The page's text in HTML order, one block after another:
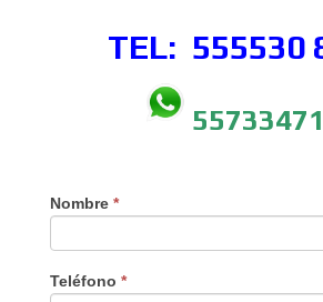
TEL: 555530
Nombre *
Teléfono *